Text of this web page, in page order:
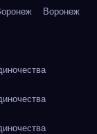
Воронеж